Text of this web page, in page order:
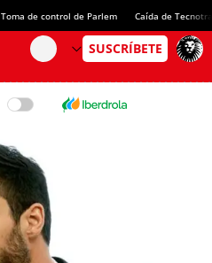
Toma de control de Parlem Caída de